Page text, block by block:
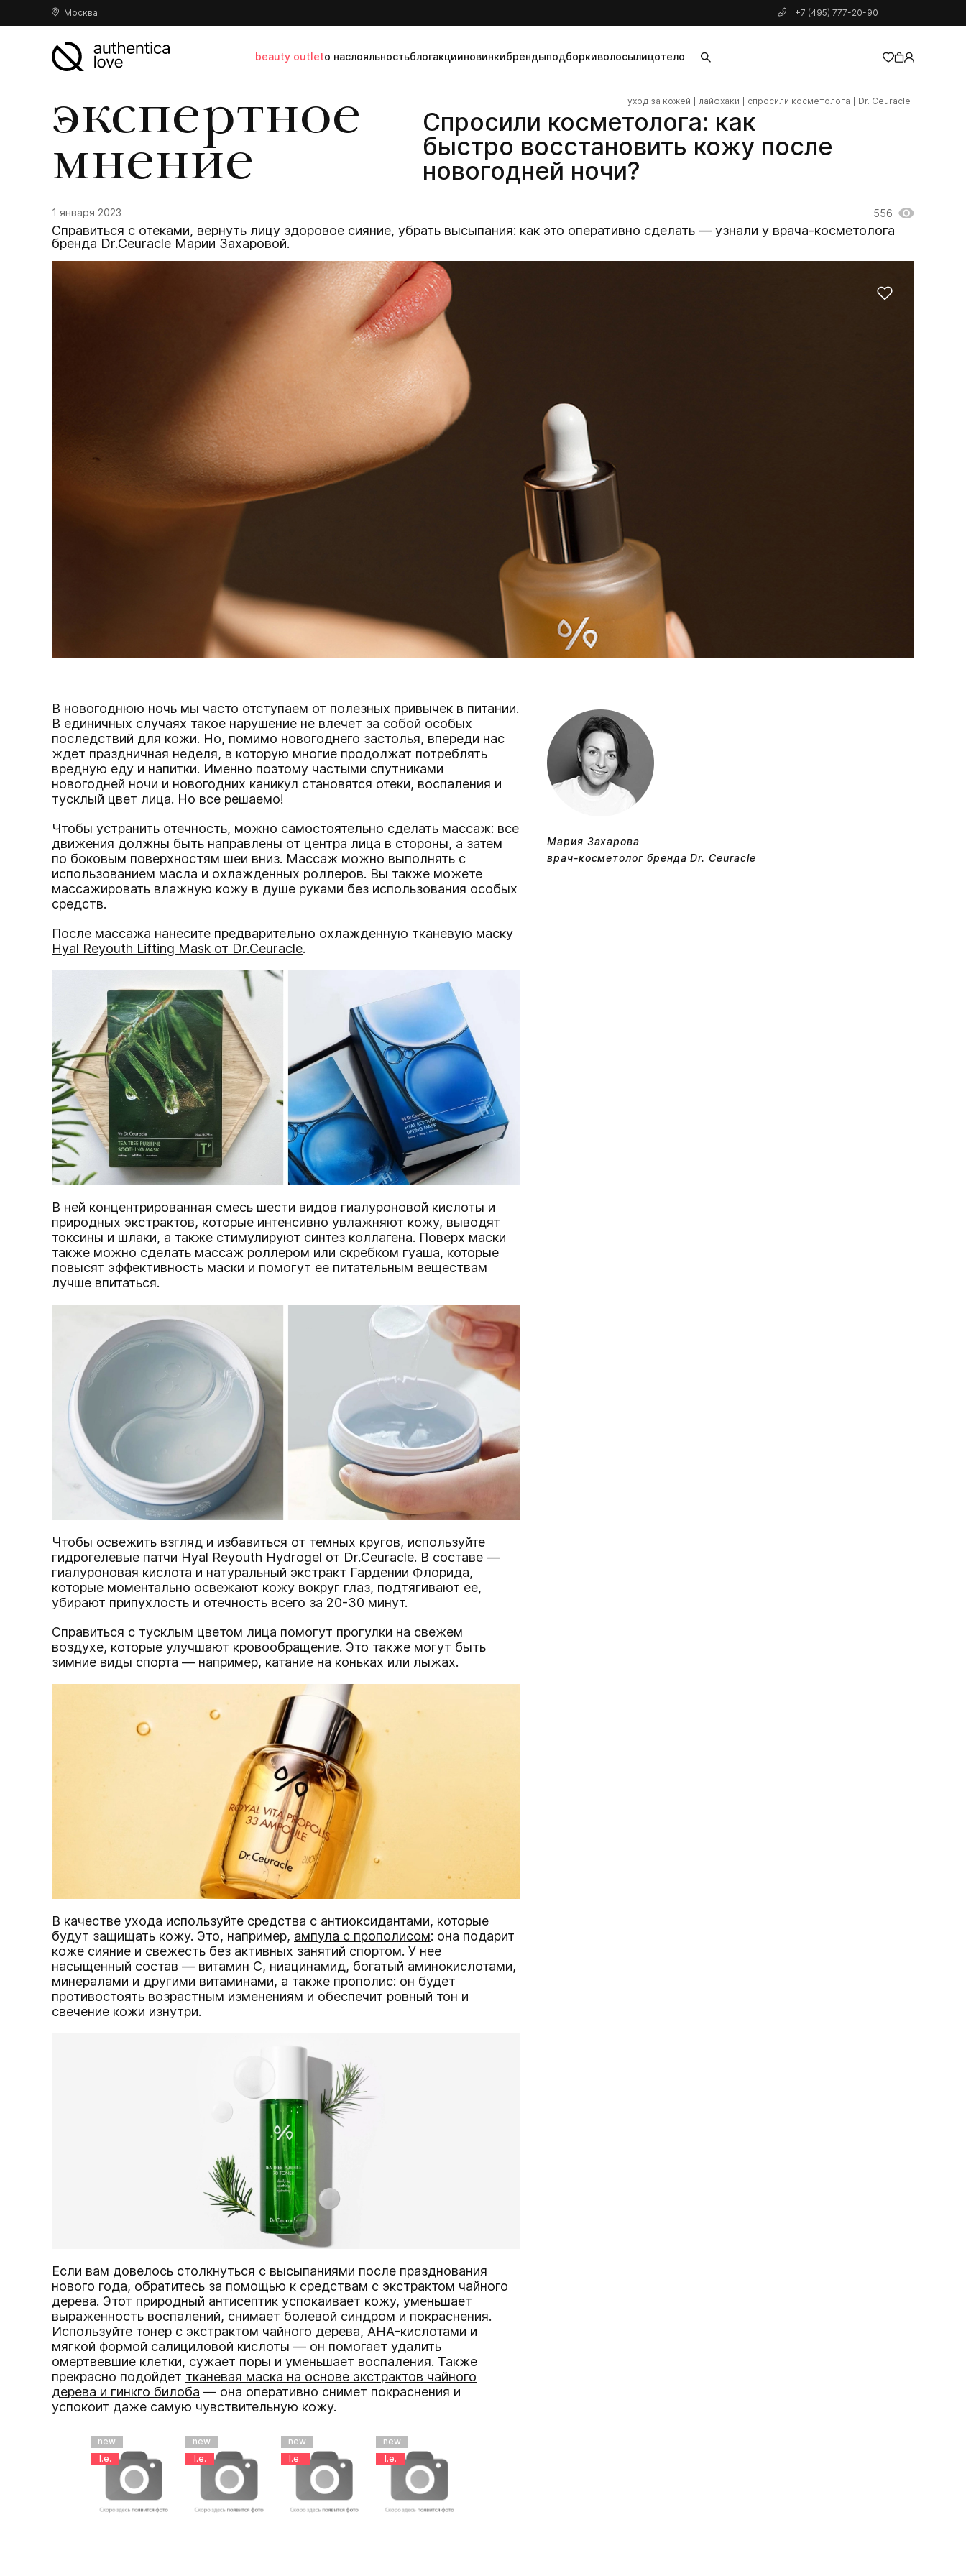
Москва +7 (495) 777-20-90
beauty outletо наслояльностьблогакцииновинкибрендыподборкиволосылицотело
добавлен в корзину
экспертное
мнение
Спросили косметолога: как
быстро восстановить кожу после
новогодней ночи?
уход за кожей лайфхаки спросили косметолога Dr. Ceuracle
1 января 2023 556
Справиться с отеками, вернуть лицу здоровое сияние, убрать высыпания: как это оперативно сделать — узнали у врача-косметолога
бренда Dr.Ceuracle Марии Захаровой.
В новогоднюю ночь мы часто отступаем от полезных привычек в питании.
В единичных случаях такое нарушение не влечет за собой особых
последствий для кожи. Но, помимо новогоднего застолья, впереди нас
ждет праздничная неделя, в которую многие продолжат потреблять
вредную еду и напитки. Именно поэтому частыми спутниками
новогодней ночи и новогодних каникул становятся отеки, воспаления и
тусклый цвет лица. Но все решаемо!
Чтобы устранить отечность, можно самостоятельно сделать массаж: все
движения должны быть направлены от центра лица в стороны, а затем
по боковым поверхностям шеи вниз. Массаж можно выполнять с
использованием масла и охлажденных роллеров. Вы также можете
массажировать влажную кожу в душе руками без использования особых
средств.
После массажа нанесите предварительно охлажденную тканевую маску
Hyal Reyouth Lifting Mask от Dr.Ceuracle.
В ней концентрированная смесь шести видов гиалуроновой кислоты и
природных экстрактов, которые интенсивно увлажняют кожу, выводят
токсины и шлаки, а также стимулируют синтез коллагена. Поверх маски
также можно сделать массаж роллером или скребком гуаша, которые
повысят эффективность маски и помогут ее питательным веществам
лучше впитаться.
Чтобы освежить взгляд и избавиться от темных кругов, используйте
гидрогелевые патчи Hyal Reyouth Hydrogel от Dr.Ceuracle. В составе —
гиалуроновая кислота и натуральный экстракт Гардении Флорида,
которые моментально освежают кожу вокруг глаз, подтягивают ее,
убирают припухлость и отечность всего за 20-30 минут.
Справиться с тусклым цветом лица помогут прогулки на свежем
воздухе, которые улучшают кровообращение. Это также могут быть
зимние виды спорта — например, катание на коньках или лыжах.
В качестве ухода используйте средства с антиоксидантами, которые
будут защищать кожу. Это, например, ампула с прополисом: она подарит
коже сияние и свежесть без активных занятий спортом. У нее
насыщенный состав — витамин С, ниацинамид, богатый аминокислотами,
минералами и другими витаминами, а также прополис: он будет
противостоять возрастным изменениям и обеспечит ровный тон и
свечение кожи изнутри.
Если вам довелось столкнуться с высыпаниями после празднования
нового года, обратитесь за помощью к средствам с экстрактом чайного
дерева. Этот природный антисептик успокаивает кожу, уменьшает
выраженность воспалений, снимает болевой синдром и покраснения.
Используйте тонер с экстрактом чайного дерева, AHA-кислотами и
мягкой формой салициловой кислоты — он помогает удалить
омертвевшие клетки, сужает поры и уменьшает воспаления. Также
прекрасно подойдет тканевая маска на основе экстрактов чайного
дерева и гинкго билоба — она оперативно снимет покраснения и
успокоит даже самую чувствительную кожу.
new
l.e.
new
l.e.
new
l.e.
new
l.e.
Мария Захарова
врач-косметолог бренда Dr. Ceuracle